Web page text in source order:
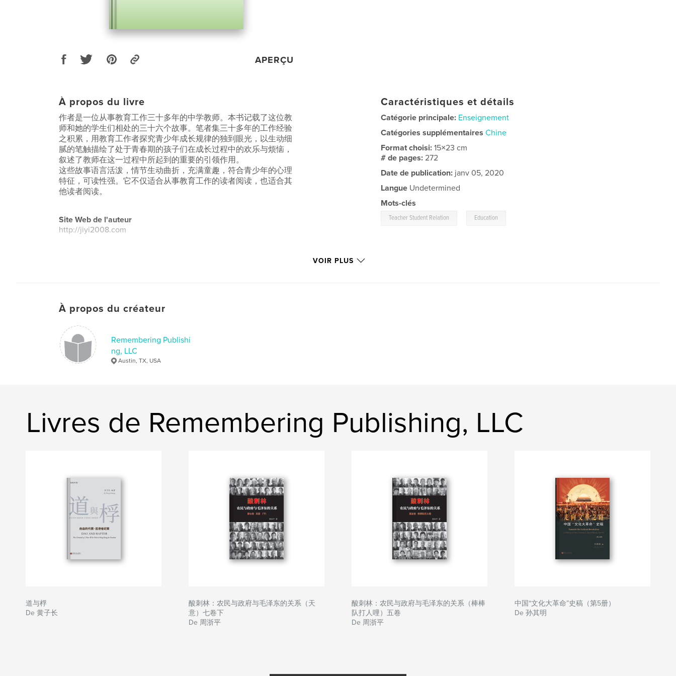
APERÇU
À propos du livre
作者是一位从事教育工作三十多年的中学教师。本书记载了这位教
师和她的学生们相处的三十六个故事。笔者集三十多年的工作经验
之积累，用教育工作者探究青少年成长规律的独到眼光，以生动细
腻的笔触描绘了处于青春期的孩子们在成长过程中的欢乐与烦恼，
叙述了教师在这一过程中所起到的重要的引领作用。
这些故事语言活泼，情节生动曲折，充满童趣，符合青少年的心理
特征，可读性强。它不仅适合从事教育工作的读者阅读，也适合其
他读者阅读。
Site Web de l'auteur
http://jiyi2008.com
Caractéristiques et détails
Catégorie principale: Enseignement
Catégories supplémentaires Chine
Format choisi:15×23 cm
# de pages:272
Date de publication: janv 05, 2020
Langue Undetermined
Mots-clés
Teacher Student Relation Education
VOIR PLUS
À propos du créateur
Remembering Publishi
ng, LLC
Austin, TX, USA
Livres de Remembering Publishing, LLC
道与桴
De 黄子长
酸刺林：农民与政府与毛泽东的关系（天
意）七卷下
De 周浙平
酸刺林：农民与政府与毛泽东的关系（棒棒
队打人哩）五卷
De 周浙平
中国“文化大革命”史稿（第5册）
De 孙其明